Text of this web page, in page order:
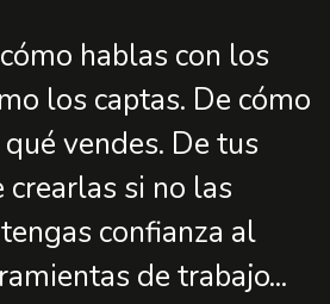
hablas con los
los captas. De cómo
vendes. De tus
si no las
confianza al
de trabajo...